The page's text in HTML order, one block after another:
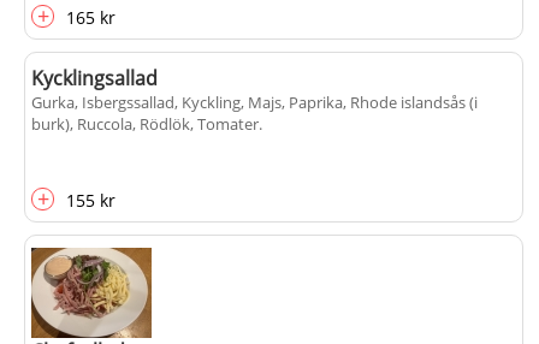
+ 165 kr
Kycklingsallad
Gurka, Isbergssallad, Kyckling, Majs, Paprika, Rhode islandsås (i
burk), Ruccola, Rödlök, Tomater.
+ 155 kr